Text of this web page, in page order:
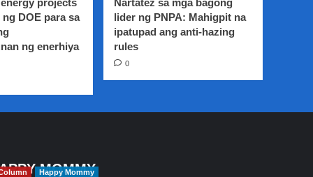
projects
DOE para sa
ng enerhiya
Nartatez sa mga bagong
lider ng PNPA: Mahigpit na
ipatupad ang anti-hazing
rules
0
MOMMY
Happy Mommy